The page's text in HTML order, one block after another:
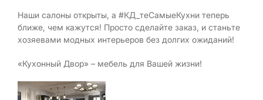
Наши салоны открыты, а #КД_теСамыеКухни теперь
ближе, чем кажутся! Просто сделайте заказ, и станьте
хозяевами модных интерьеров без долгих ожиданий!
«Кухонный Двор» – мебель для Вашей жизни!